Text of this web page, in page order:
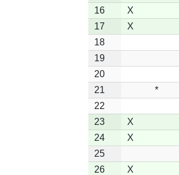
16
X
17
X
18
19
20
21
*
22
23
X
24
X
25
26
X